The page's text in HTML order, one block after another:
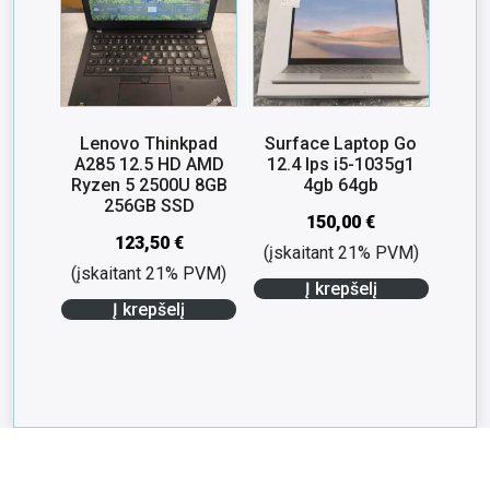
Lenovo Thinkpad
A285 12.5 HD AMD
Ryzen 5 2500U 8GB
256GB SSD
123,50 €
(įskaitant 21% PVM)
Į krepšelį
Surface Laptop Go
12.4 Ips i5-1035g1
4gb 64gb
150,00€
(įskaitant 21% PVM)
Į krepšelį